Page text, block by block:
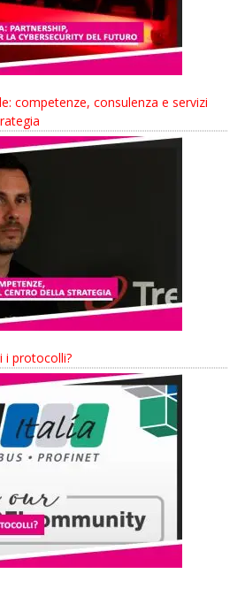
competenze, consulenza e servizi
i protocolli?